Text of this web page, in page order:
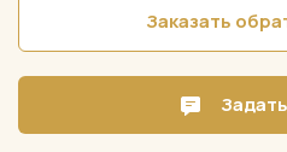
Заказать